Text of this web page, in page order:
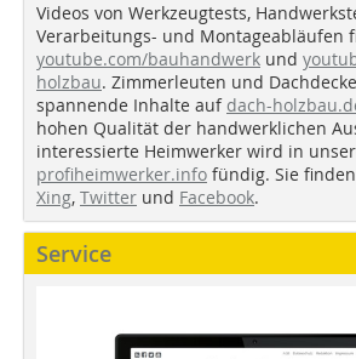
Videos von Werkzeugtests,
Verarbeitungs- und Montageabläufen
youtube.com/bauhandwerk und
holzbau. Zimmerleuten und
spannende Inhalte auf dach-
hohen Qualität der handwerklichen
interessierte Heimwerker wird in
profiheimwerker.info fündig. Sie
Xing, Twitter und Facebook.
Service